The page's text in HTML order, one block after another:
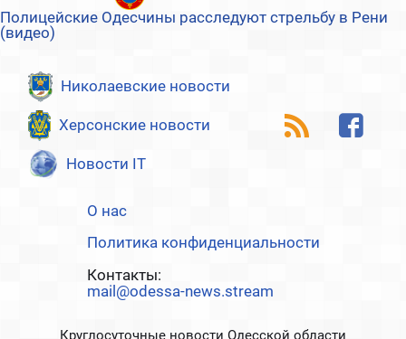
Полицейские Одесчины расследуют стрельбу в Рени
(видео)
Николаевские новости
Херсонские новости
Новости IT
О нас
Политика конфиденциальности
Контакты:
mail@odessa-news.stream
Круглосуточные новости Одесской области